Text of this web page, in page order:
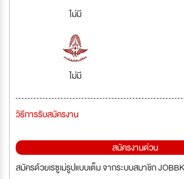
ไม่มี
ไม่มี
วิธีการรับสมัครงาน
สมัครงานด่วน
สมัครด้วยเรซูเม่รูปแบบเต็ม จากระบบสมาชิก